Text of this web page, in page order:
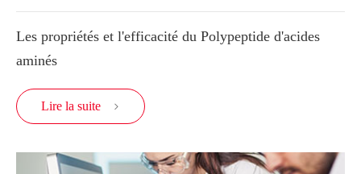
Les propriétés et l'efficacité du Polypeptide d'acides
aminés
Lire la suite 